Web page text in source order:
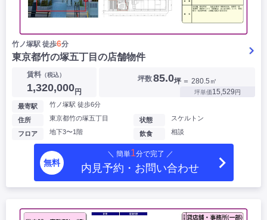
竹ノ塚駅 徒歩6分
東京都竹の塚五丁目の店舗物件
賃料 （税込）
1,320,000円
坪数85.0坪 ＝ 280.5㎡
坪単価15,529円
最寄駅 竹ノ塚駅 徒歩6分
住所 東京都竹の塚五丁目
フロア 地下3〜1階
状態 スケルトン
飲食 相談
無料
＼ 簡単1分で完了 ／
内見予約・お問い合わせ